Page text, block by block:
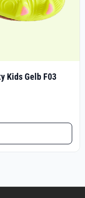
Kids Gelb F03